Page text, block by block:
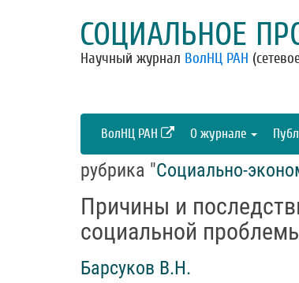
СОЦИАЛЬНОЕ
Научный журнал ВолНЦ РАН
ВолНЦ РАН О журнале
рубрика "Социально-
Причины и
социальной
Барсуков В.Н.